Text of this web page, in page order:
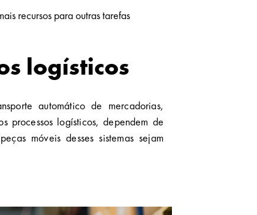
recursos para outras tarefas
logísticos
automático de mercadorias,
processos logísticos, dependem de
móveis desses sistemas sejam